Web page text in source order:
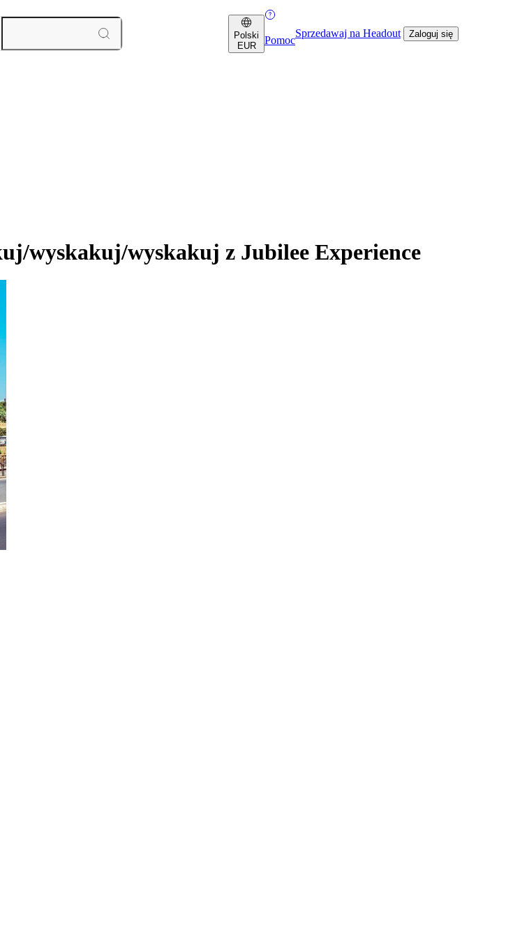
Polski
EUR
Pomoc
Sprzedawaj na Headout Zaloguj się
wyskakuj/wyskakuj z Jubilee Experience